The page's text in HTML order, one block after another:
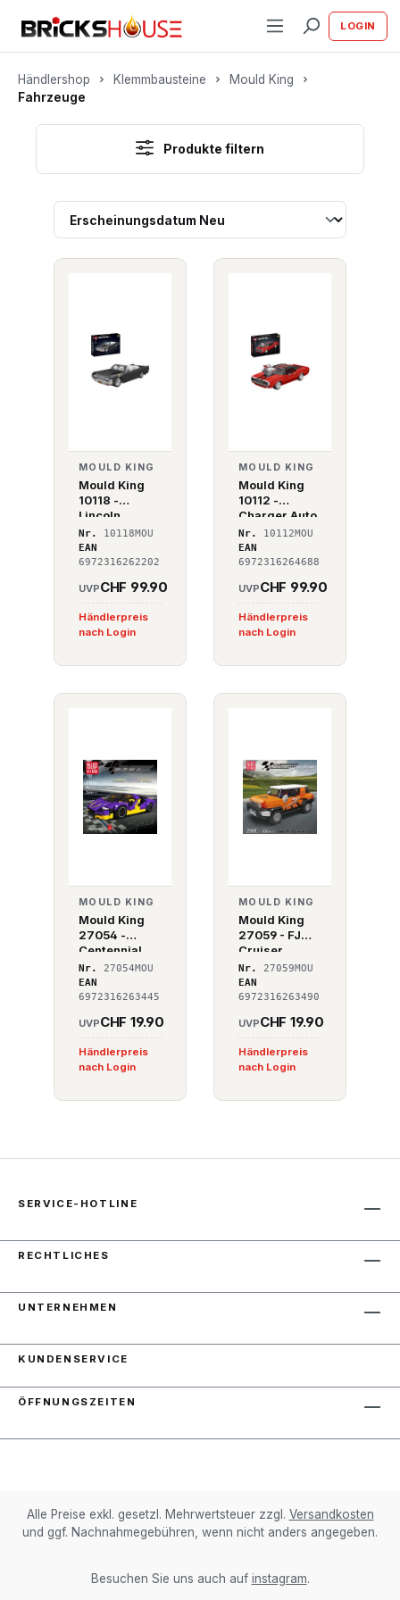
springen LOGIN
Händlershop Klemmbausteine
Mould King
Fahrzeuge
Produkte filtern
MOULD KING
Mould King
10118 -
Lincoln
Continental
Nr.
10118MOU
EAN
6972316262202
UVPCHF 99.90
Händlerpreis
nach Login
MOULD KING
Mould King
10112 -
Charger Auto
Nr.
10112MOU
EAN
6972316264688
UVPCHF 99.90
Händlerpreis
nach Login
MOULD KING
Mould King
27054 -
Centennial
Bull Supercar
+ Vitrine
Nr.
27054MOU
EAN
6972316263445
UVPCHF 19.90
Händlerpreis
nach Login
MOULD KING
Mould King
27059 - FJ
Cruiser
Nr.
27059MOU
EAN
6972316263490
UVPCHF 19.90
Händlerpreis
nach Login
SERVICE-HOTLINE
RECHTLICHES
UNTERNEHMEN
KUNDENSERVICE
ÖFFNUNGSZEITEN
Alle Preise exkl. gesetzl. Mehrwertsteuer zzgl. Versandkosten
und ggf. Nachnahmegebühren, wenn nicht anders angegeben.
Besuchen Sie uns auch auf instagram.